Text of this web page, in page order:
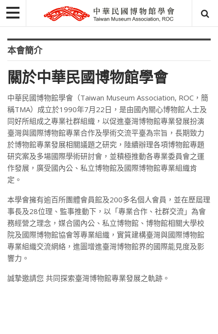
本會簡介
關於中華民國博物館學會
中華民國博物館學會（Taiwan Museum Association, ROC，簡
稱TMA）成立於1990年7月22日，是由國內關心博物館人士及
同好所組成之專業社群組織，以促進臺灣博物館專業發展扮演
臺灣與國際博物館專業合作及學術交流平臺為宗旨，長期致力
於博物館專業發展相關議題之研究，陸續辦理各項博物館專題
研究案及多場國際學術研討會，並積極推動各專業委員會之運
作發展，廣受國內公、私立博物館及國際博物館專業組織肯
定。
本學會擁有逾百所團體會員館及200多名個人會員，並在歷屆理
事長及28位理、監事推動下，以「專業合作、社群交流」為會
務經營之理念，媒合國內公、私立博物館、博物館相關大學校
院及國際博物館協會等專業組織，實質建構臺灣與國際博物館
專業組織交流網絡，進圖增進臺灣博物館界的國際能見度及影
響力。
誠摯邀請您 共同探索臺灣博物館專業發展之軌跡。